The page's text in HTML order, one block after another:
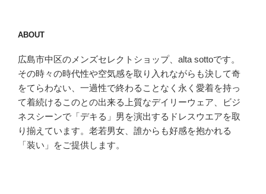
ABOUT
広島市中区のメンズセレクトショップ、alta sottoです。
その時々の時代性や空気感を取り入れながらも決して奇
をてらわない、一過性で終わることなく永く愛着を持っ
て着続けるこのとの出来る上質なデイリーウェア、ビジ
ネスシーンで「デキる」男を演出するドレスウエアを取
り揃えています。老若男女、誰からも好感を抱かれる
「装い」をご提供します。